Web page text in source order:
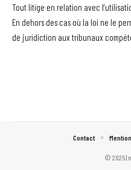
Tout litige en relation avec
En dehors des cas où la loi ne le
de juridiction aux tribunaux
© 2025 |
Contact